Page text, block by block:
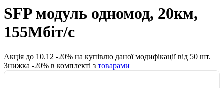
SFP модуль одномод, 20км,
155Мбіт/с
Акція до 10.12 -20% на купівлю даної модифікації від 50 шт.
Знижка -20% в комплекті з товарами